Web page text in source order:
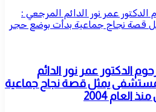
عمر نور الدائم المرجعي :
قصة نجاح جماعية بدأت بوضع حجر
الدكتور عمر نور الدائم
يمثل قصة نجاح جماعية
2004